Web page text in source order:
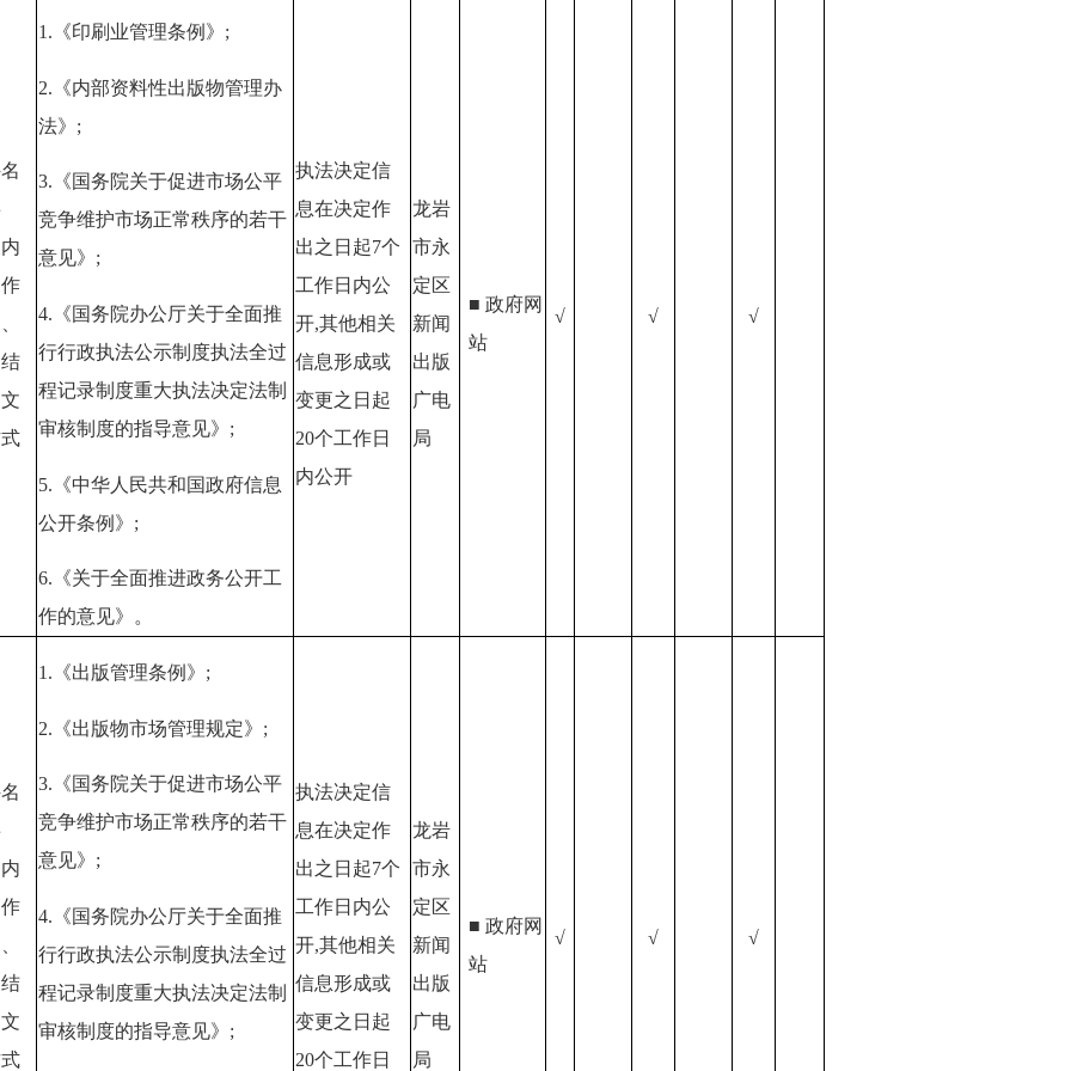
1. 《印刷业管理条例》;
2. 《内部资料性出版物管理办
法》;
3. 《国务院关于促进市场公平
竞争维护市场正常秩序的若干
意见》;
4. 《国务院办公厅关于全面推
行行政执法公示制度执法全过
程记录制度重大执法决定法制
审核制度的指导意见》;
5. 《中华人民共和国政府信息
公开条例》;
6. 《关于全面推进政务公开工
作的意见》。
执法决定信
息在决定作
出之日起7个
工作日内公
开,其他相关
信息形成或
变更之日起
20个工作日
内公开
龙岩
市永
定区
新闻
出版
广电
局
■ 政府网
站
√ √ √
1. 《出版管理条例》;
2. 《出版物市场管理规定》;
3. 《国务院关于促进市场公平
竞争维护市场正常秩序的若干
意见》;
4. 《国务院办公厅关于全面推
行行政执法公示制度执法全过
程记录制度重大执法决定法制
审核制度的指导意见》;
执法决定信
息在决定作
出之日起7个
工作日内公
开,其他相关
信息形成或
变更之日起
20个工作日
龙岩
市永
定区
新闻
出版
广电
局
■ 政府网
站
√ √ √